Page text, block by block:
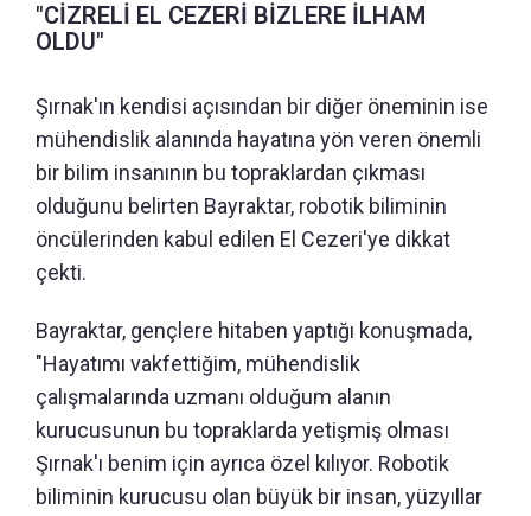
"CİZRELİ EL CEZERİ BİZLERE İLHAM
OLDU"
Şırnak'ın kendisi açısından bir diğer öneminin ise
mühendislik alanında hayatına yön veren önemli
bir bilim insanının bu topraklardan çıkması
olduğunu belirten Bayraktar, robotik biliminin
öncülerinden kabul edilen El Cezeri'ye dikkat
çekti.
Bayraktar, gençlere hitaben yaptığı konuşmada,
"Hayatımı vakfettiğim, mühendislik
çalışmalarında uzmanı olduğum alanın
kurucusunun bu topraklarda yetişmiş olması
Şırnak'ı benim için ayrıca özel kılıyor. Robotik
biliminin kurucusu olan büyük bir insan, yüzyıllar